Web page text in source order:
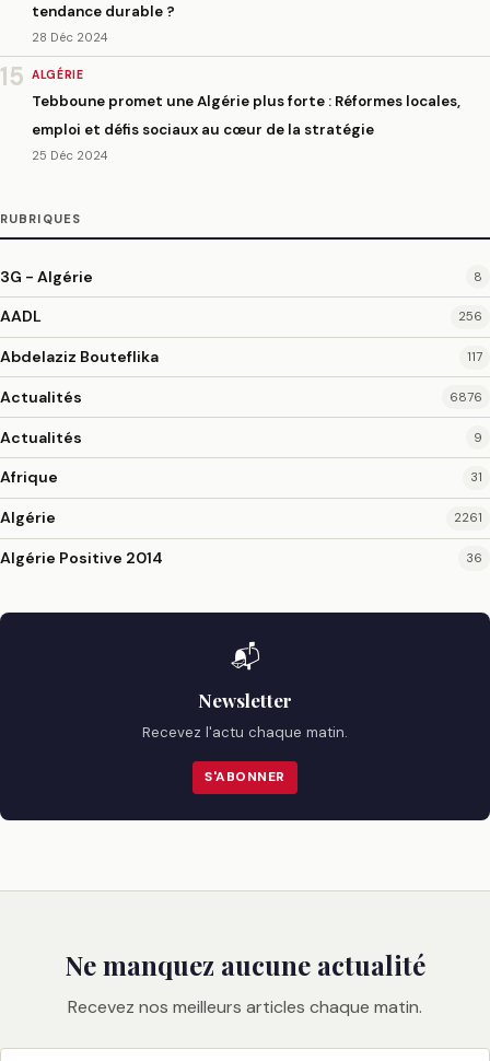
tendance durable ?
28 Déc 2024
15 ALGÉRIE
Tebboune promet une Algérie plus forte : Réformes locales,
emploi et défis sociaux au cœur de la stratégie
25 Déc 2024
RUBRIQUES
3G - Algérie 8
AADL 256
Abdelaziz Bouteflika 117
Actualités 6876
Actualités 9
Afrique 31
Algérie 2261
Algérie Positive 2014 36
📬
Newsletter
Recevez l'actu chaque matin.
S'ABONNER
Ne manquez aucune actualité
Recevez nos meilleurs articles chaque matin.